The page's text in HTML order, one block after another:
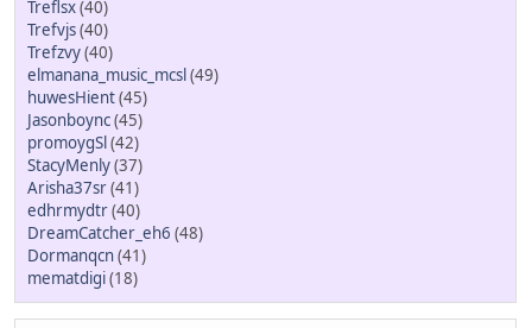
Treflsx(40)
Trefvjs(40)
Trefzvy(40)
elmanana_music_mcsl(49)
huwesHient(45)
Jasonboync(45)
promoygSl(42)
StacyMenly(37)
Arisha37sr(41)
edhrmydtr(40)
DreamCatcher_eh6 (48)
Dormanqcn(41)
mematdigi(18)